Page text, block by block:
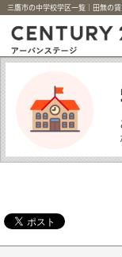
三鷹市の中学校学区一覧｜田無の